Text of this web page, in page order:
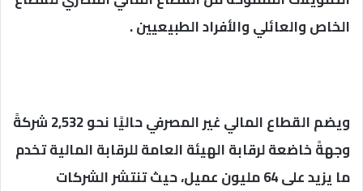
الخاص والعائلي والأفراد الطبيعيين .
ويضم القطاع المالي غير المصرفي حاليًا نحو 2,532 شركةً
وجهةً خاضعة لرقابة الهيئة العامة للرقابة المالية تخدم
ما يزيد على 64 مليون عميل، حيث تنتشر الشركات